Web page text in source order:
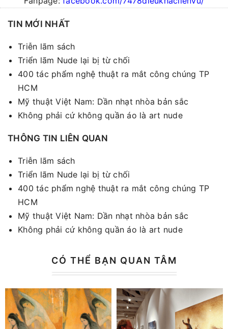
TIN MỚI NHẤT
Triễn lãm sách
Triển lãm Nude lại bị từ chối
400 tác phẩm nghệ thuật ra mắt công chúng TP
HCM
Mỹ thuật Việt Nam: Dần nhạt nhòa bản sắc
Không phải cứ không quần áo là art nude
THÔNG TIN LIÊN QUAN
Triễn lãm sách
Triển lãm Nude lại bị từ chối
400 tác phẩm nghệ thuật ra mắt công chúng TP
HCM
Mỹ thuật Việt Nam: Dần nhạt nhòa bản sắc
Không phải cứ không quần áo là art nude
CÓ THỂ BẠN QUAN TÂM